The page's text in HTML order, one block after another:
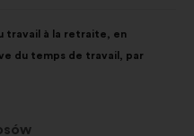
travail à la retraite, en
du temps de travail, par